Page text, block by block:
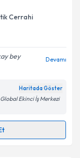
almanız
ile
Aydınlatma
Cerrahi
bey
Devamı
Haritada Göster
Ekinci İş Merkezi